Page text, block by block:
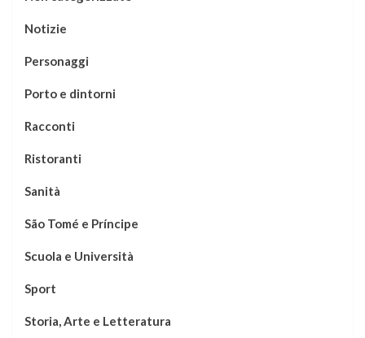
Notizie
Personaggi
Porto e dintorni
Racconti
Ristoranti
Sanità
São Tomé e Príncipe
Scuola e Università
Sport
Storia, Arte e Letteratura